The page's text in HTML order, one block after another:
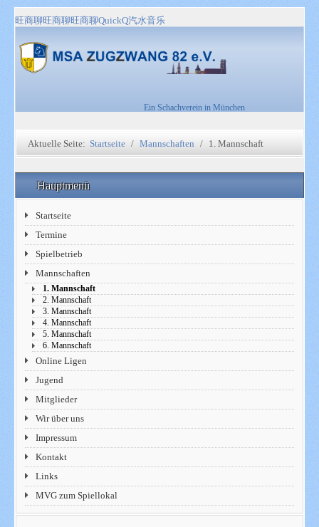
Ein Schachverein in München
Aktuelle Seite: Startseite Mannschaften 1. Mannschaft
Hauptmenü
Startseite
Termine
Spielbetrieb
Mannschaften
1. Mannschaft
2. Mannschaft
3. Mannschaft
4. Mannschaft
5. Mannschaft
6. Mannschaft
Online Ligen
Jugend
Mitglieder
Wir über uns
Impressum
Kontakt
Links
MVG zum Spiellokal
旺商聊旺商聊旺商聊QuickQ汽水音乐